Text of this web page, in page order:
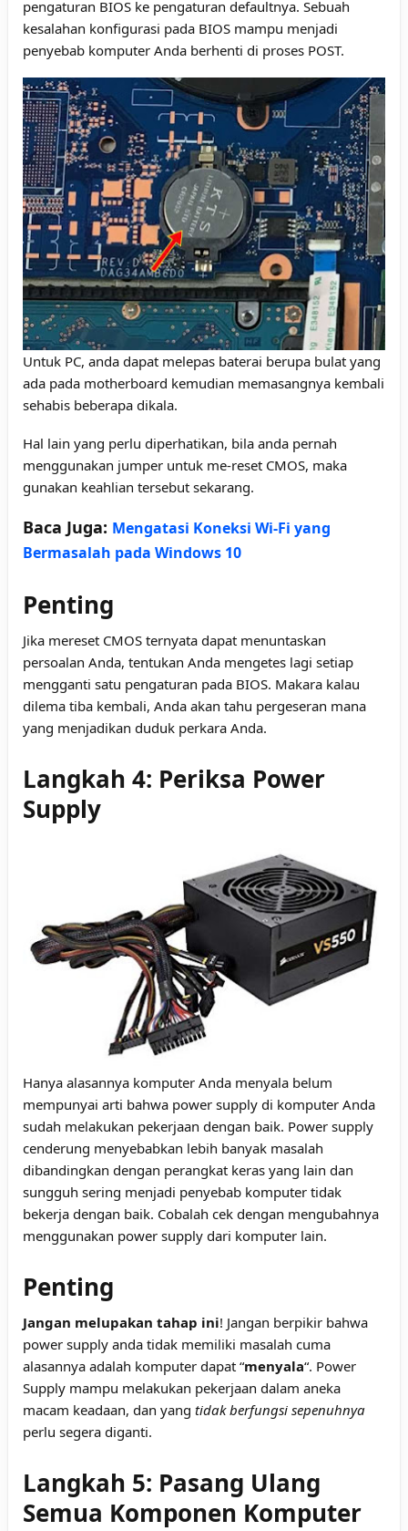
pengaturan BIOS ke pengaturan defaultnya. Sebuah
kesalahan konfigurasi pada BIOS mampu menjadi
penyebab komputer Anda berhenti di proses POST.
Untuk PC, anda dapat melepas baterai berupa bulat yang
ada pada motherboard kemudian memasangnya kembali
sehabis beberapa dikala.
Hal lain yang perlu diperhatikan, bila anda pernah
menggunakan jumper untuk me-reset CMOS, maka
gunakan keahlian tersebut sekarang.
Baca Juga: Mengatasi Koneksi Wi-Fi yang
Bermasalah pada Windows 10
Penting
Jika mereset CMOS ternyata dapat menuntaskan
persoalan Anda, tentukan Anda mengetes lagi setiap
mengganti satu pengaturan pada BIOS. Makara kalau
dilema tiba kembali, Anda akan tahu pergeseran mana
yang menjadikan duduk perkara Anda.
Langkah 4: Periksa Power
Supply
Hanya alasannya komputer Anda menyala belum
mempunyai arti bahwa power supply di komputer Anda
sudah melakukan pekerjaan dengan baik. Power supply
cenderung menyebabkan lebih banyak masalah
dibandingkan dengan perangkat keras yang lain dan
sungguh sering menjadi penyebab komputer tidak
bekerja dengan baik. Cobalah cek dengan mengubahnya
menggunakan power supply dari komputer lain.
Penting
Jangan melupakan tahap ini! Jangan berpikir bahwa
power supply anda tidak memiliki masalah cuma
alasannya adalah komputer dapat “menyala“. Power
Supply mampu melakukan pekerjaan dalam aneka
macam keadaan, dan yang tidak berfungsi sepenuhnya
perlu segera diganti.
Langkah 5: Pasang Ulang
Semua Komponen Komputer